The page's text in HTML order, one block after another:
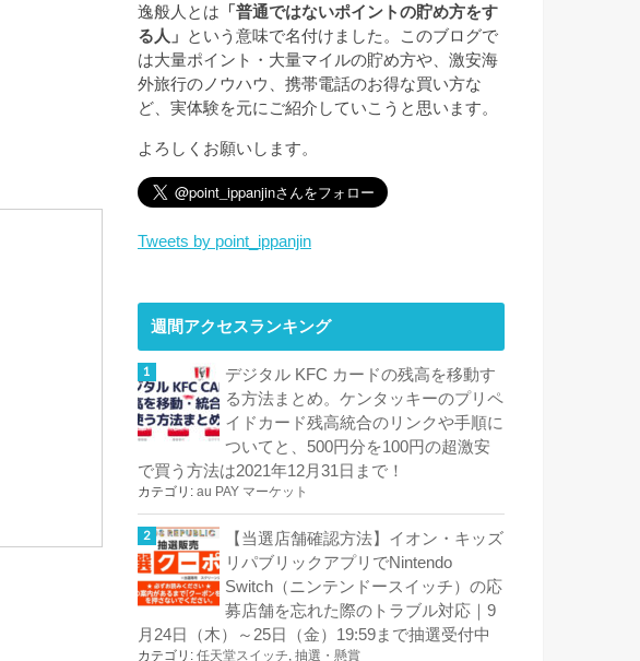
逸般人とは 「普通ではないポイントの貯め方をす
る人」
という意味で名付けました。このブログで
は大量ポイント・大量マイルの貯め方や、激安海
外旅行のノウハウ、携帯電話のお得な買い方な
ど、実体験を元にご紹介していこうと思います。
よろしくお願いします。
Tweets by point_ippanjin
週間アクセスランキング
デジタル KFC カードの残高を移動す
る方法まとめ。ケンタッキーのプリペ
イドカード残高統合のリンクや手順に
ついてと、500円分を100円の超激安
で買う方法は2021年12月31日まで！
カテゴリ: au PAY マーケット
【当選店舗確認方法】イオン・キッズ
リパブリックアプリでNintendo
Switch（ニンテンドースイッチ）の応
募店舗を忘れた際のトラブル対応｜9
月24日（木）～25日（金）19:59まで抽選受付中
カテゴリ: 任天堂スイッチ, 抽選・懸賞